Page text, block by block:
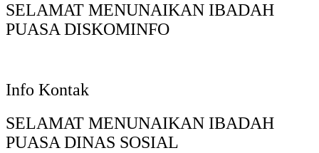
SELAMAT MENUNAIKAN IBADAH
PUASA DISKOMINFO
Info Kontak
SELAMAT MENUNAIKAN IBADAH
PUASA DINAS SOSIAL